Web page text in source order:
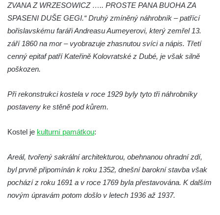
Křížová cesta Římov – XVII. kaple – Velký
Pilát
Křížová cesta Římov – XVI. kaple – U
Herodesa
Pilát
Křížová cesta Římov – XIV. kaple – U
Křížová cesta Římov – XII. kaple – Vodní
brána
Křížová cesta Římov – XI. kaple – Ježíš
ZVANA Z WRZESOWICZ ….. PROSTE PANA BUOHA ZA
SPASENI DUŠE GEGI.“ Druhý zmíněný náhrobník – patřící
bořislavskému faráři Andreasu Aumeyerovi, který zemřel 13.
září 1860 na mor – vyobrazuje zhasnutou svíci a nápis. Třetí
cenný epitaf patří Kateřině Kolovratské z Dubé, je však silně
poškozen.
Při rekonstrukci kostela v roce 1929 byly tyto tři náhrobníky
postaveny ke stěně pod kůrem.
Kostel je kulturní památkou:
Areál, tvořený sakrální architekturou, obehnanou ohradní zdí,
byl prvně připomínán k roku 1352, dnešní barokní stavba však
pochází z roku 1691 a v roce 1769 byla přestavována. K dalším
novým úpravám potom došlo v letech 1936 až 1937.